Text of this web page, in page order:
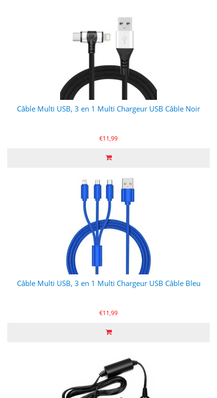
Câble Multi USB, 3 en 1 Multi Chargeur USB Câble Noir
€11,99
Câble Multi USB, 3 en 1 Multi Chargeur USB Câble Bleu
€11,99